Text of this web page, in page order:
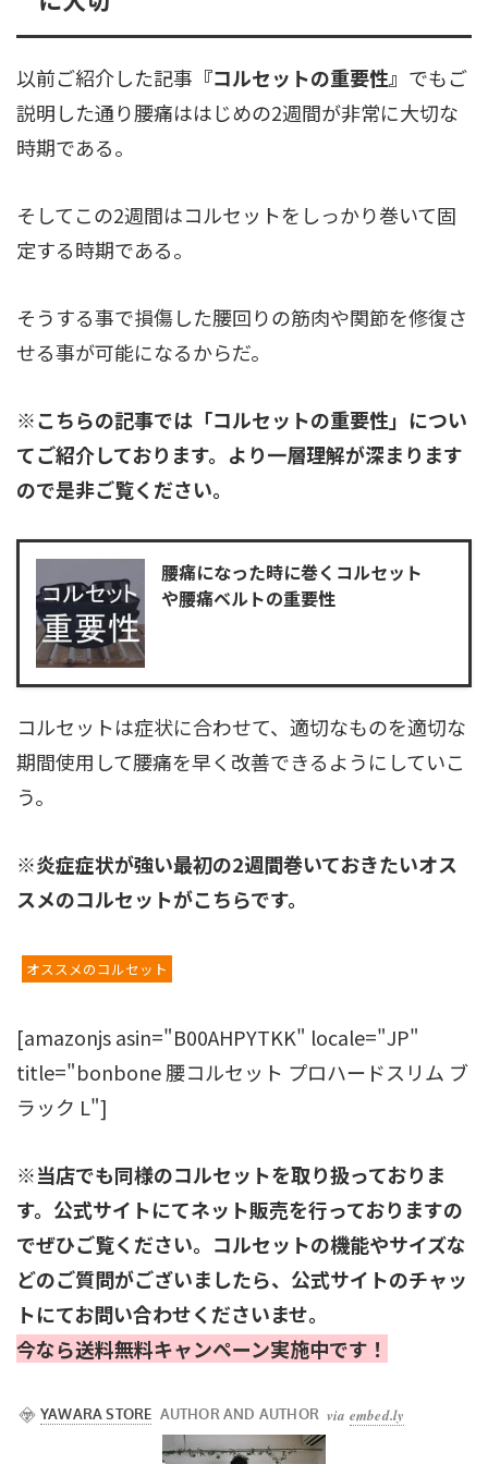
以前ご紹介した記事 『コルセットの重要性』 でもご
説明した通り腰痛ははじめの2週間が非常に大切な
時期である。
そしてこの2週間はコルセットをしっかり巻いて固
定する時期である。
そうする事で損傷した腰回りの筋肉や関節を修復さ
せる事が可能になるからだ。
※こちらの記事では「コルセットの重要性」につい
てご紹介しております。より一層理解が深まります
ので是非ご覧ください。
腰痛になった時に巻くコルセット
や腰痛ベルトの重要性
コルセットは症状に合わせて、適切なものを適切な
期間使用して腰痛を早く改善できるようにしていこ
う。
※炎症症状が強い最初の2週間巻いておきたいオス
スメのコルセットがこちらです。
オススメのコルセット
[amazonjs asin="B00AHPYTKK" locale="JP"
title="bonbone 腰コルセット プロハードスリム ブ
ラック L"]
※当店でも同様のコルセットを取り扱っておりま
す。公式サイトにてネット販売を行っておりますの
でぜひご覧ください。コルセットの機能やサイズな
どのご質問がございましたら、公式サイトのチャッ
トにてお問い合わせくださいませ。
今なら送料無料キャンペーン実施中です！